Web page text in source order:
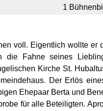
1
voll. Eigentlich wollte er
die Fahne seines
Kirche St.
Der Erlös
Ehepaar Berta und
für alle Beteiligten.